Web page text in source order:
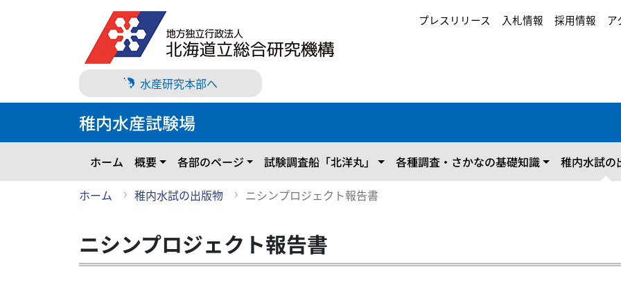
ン
に
プレスリリース 入札情報 採用情報 ア
水産研究本部へ
稚内水産試験場
ホーム 概要 各部のページ 試験調査船「北洋丸」 各種調査・さかなの基礎知識
稚内水試の
ホーム
稚内水試の出版物 ニシンプロジェクト報告書
ニシンプロジェクト報告書